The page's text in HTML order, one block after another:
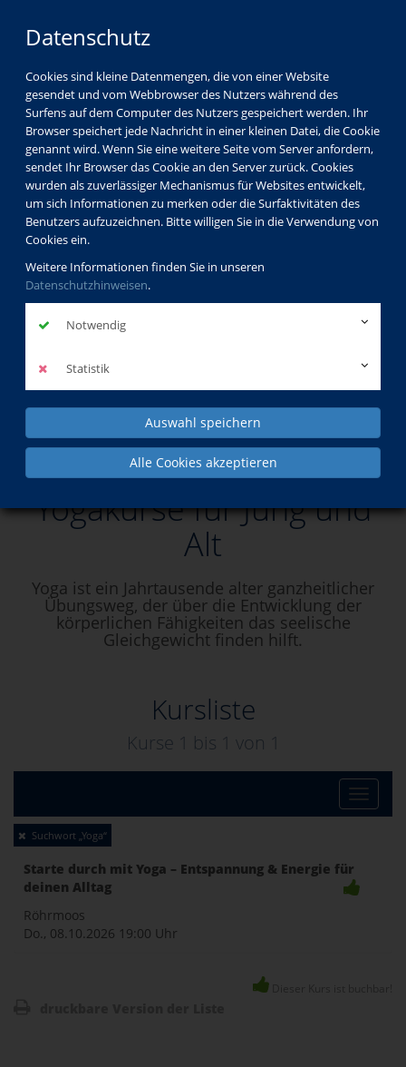
Datenschutz
Cookies sind kleine Datenmengen, die von einer Website
gesendet und vom Webbrowser des Nutzers während des
Surfens auf dem Computer des Nutzers gespeichert werden. Ihr
Browser speichert jede Nachricht in einer kleinen Datei, die Cookie
genannt wird. Wenn Sie eine weitere Seite vom Server anfordern,
sendet Ihr Browser das Cookie an den Server zurück. Cookies
wurden als zuverlässiger Mechanismus für Websites entwickelt,
um sich Informationen zu merken oder die Surfaktivitäten des
Benutzers aufzuzeichnen. Bitte willigen Sie in die Verwendung von
Cookies ein.
Weitere Informationen finden Sie in unseren
Datenschutzhinweisen.
Notwendig
Statistik
Auswahl speichern
Alle Cookies akzeptieren
Yogakurse für Jung und Alt
Yogakurse für Jung und
Alt
Yoga ist ein Jahrtausende alter ganzheitlicher
Übungsweg, der über die Entwicklung der
körperlichen Fähigkeiten das seelische
Gleichgewicht finden hilft.
Kursliste
Kurse 1 bis 1 von 1
Toggle
Suchwort „Yoga“
Starte durch mit Yoga – Entspannung & Energie für
deinen Alltag
Röhrmoos
Do., 08.10.2026 19:00 Uhr